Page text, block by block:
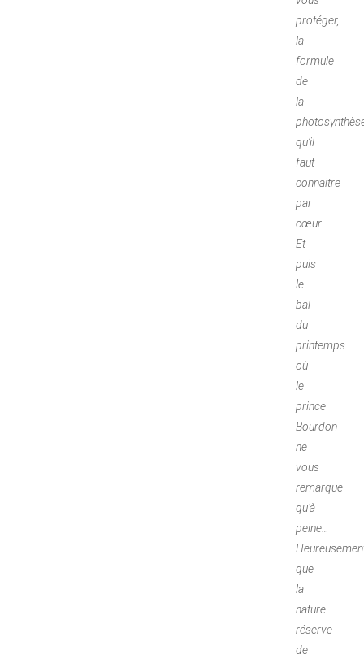
protéger,
la
formule
de
la
qu’il
faut
connaitre
par
cœur.
Et
puis
le
bal
du
printemps
où
le
prince
Bourdon
ne
vous
remarque
qu’à
peine…
que
la
nature
réserve
de